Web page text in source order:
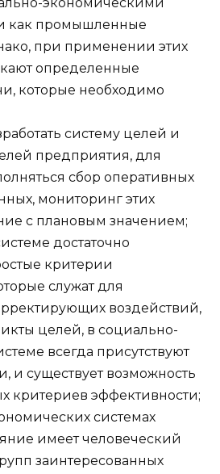
как промышленные
при применении этих
определенные
которые необходимо
систему целей и
предприятия, для
сбор оперативных
мониторинг этих
с плановым значением;
достаточно
критерии
служат для
воздействий,
целей, в социально-
всегда присутствуют
и существует возможность
критериев эффективности;
системах
имеет человеческий
заинтересованных